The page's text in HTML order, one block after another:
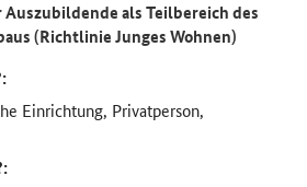
als Teilbereich des
(Richtlinie Junges Wohnen)
Einrichtung, Privatperson,